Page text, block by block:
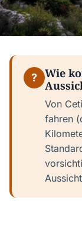
?
Wie
Von
fahren